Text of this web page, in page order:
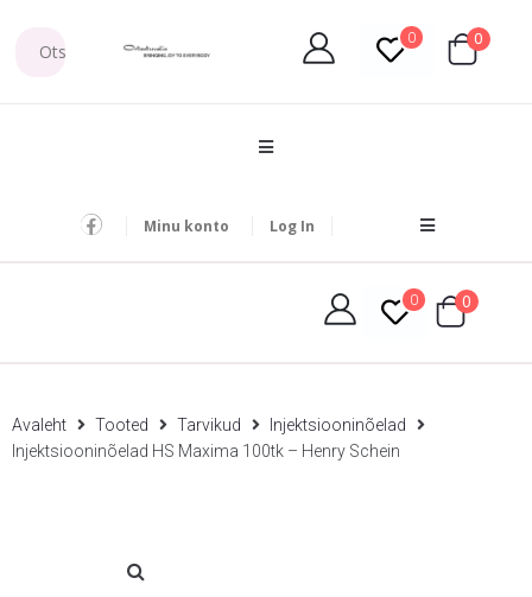
0 0
Minu konto Log In
0 0
Avaleht Tooted Tarvikud
Injektsiooninõelad
Injektsiooninõelad HS Maxima 100tk – Henry Schein